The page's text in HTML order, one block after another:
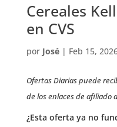
Cereales
en CVS
por José| Feb 15,
Ofertas Diarias puede
de los enlaces de afiliado
¿Esta oferta ya no